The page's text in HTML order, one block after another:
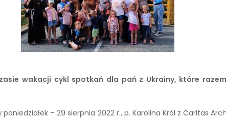
wakacji cykl spotkań dla pań z Ukrainy, które
– 29 sierpnia 2022 r., p. Karolina Król z Caritas